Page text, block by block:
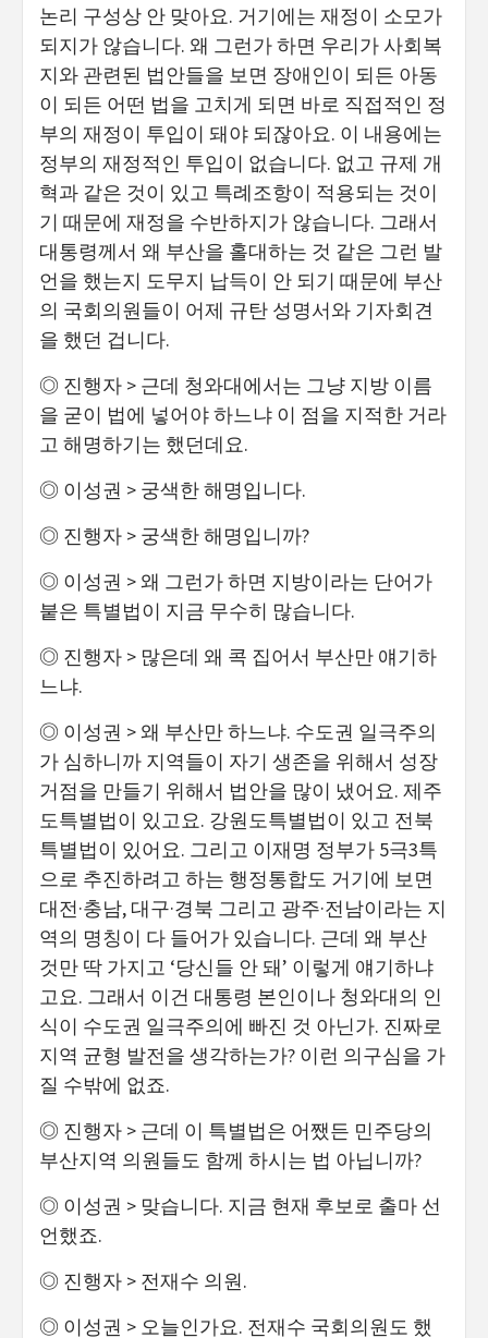
논리 구성상 안 맞아요. 거기에는 재정이 소모가
되지가 않습니다. 왜 그런가 하면 우리가 사회복
지와 관련된 법안들을 보면 장애인이 되든 아동
이 되든 어떤 법을 고치게 되면 바로 직접적인 정
부의 재정이 투입이 돼야 되잖아요. 이 내용에는
정부의 재정적인 투입이 없습니다. 없고 규제 개
혁과 같은 것이 있고 특례조항이 적용되는 것이
기 때문에 재정을 수반하지가 않습니다. 그래서
대통령께서 왜 부산을 홀대하는 것 같은 그런 발
언을 했는지 도무지 납득이 안 되기 때문에 부산
의 국회의원들이 어제 규탄 성명서와 기자회견
을 했던 겁니다.
◎ 진행자 > 근데 청와대에서는 그냥 지방 이름
을 굳이 법에 넣어야 하느냐 이 점을 지적한 거라
고 해명하기는 했던데요.
◎ 이성권 > 궁색한 해명입니다.
◎ 진행자 > 궁색한 해명입니까?
◎ 이성권 > 왜 그런가 하면 지방이라는 단어가
붙은 특별법이 지금 무수히 많습니다.
◎ 진행자 > 많은데 왜 콕 집어서 부산만 얘기하
느냐.
◎ 이성권 > 왜 부산만 하느냐. 수도권 일극주의
가 심하니까 지역들이 자기 생존을 위해서 성장
거점을 만들기 위해서 법안을 많이 냈어요. 제주
도특별법이 있고요. 강원도특별법이 있고 전북
특별법이 있어요. 그리고 이재명 정부가 5극3특
으로 추진하려고 하는 행정통합도 거기에 보면
대전·충남, 대구·경북 그리고 광주·전남이라는 지
역의 명칭이 다 들어가 있습니다. 근데 왜 부산
것만 딱 가지고 ‘당신들 안 돼’ 이렇게 얘기하냐
고요. 그래서 이건 대통령 본인이나 청와대의 인
식이 수도권 일극주의에 빠진 것 아닌가. 진짜로
지역 균형 발전을 생각하는가? 이런 의구심을 가
질 수밖에 없죠.
◎ 진행자 > 근데 이 특별법은 어쨌든 민주당의
부산지역 의원들도 함께 하시는 법 아닙니까?
◎ 이성권 > 맞습니다. 지금 현재 후보로 출마 선
언했죠.
◎ 진행자 > 전재수 의원.
◎ 이성권 > 오늘인가요. 전재수 국회의원도 했